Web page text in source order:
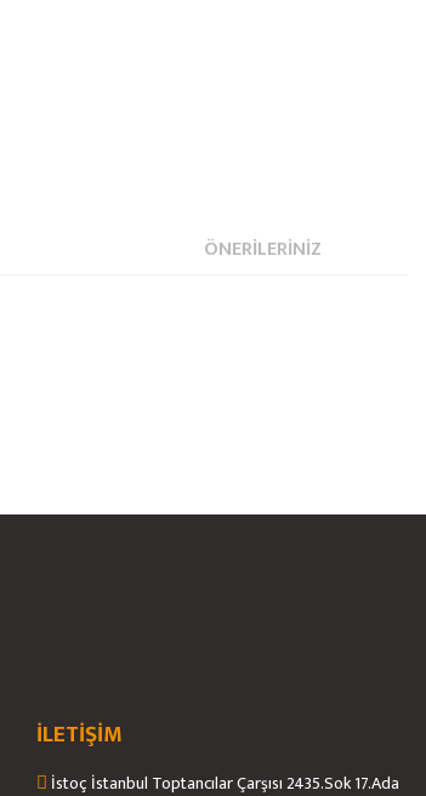
ÖNERILERINIZ
İLETİŞİM
İstoç İstanbul Toptancılar Çarşısı 2435.Sok 17.Ada